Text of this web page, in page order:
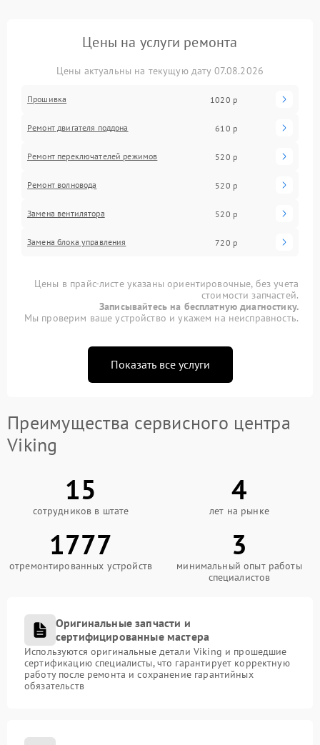
Цены на услуги ремонта
Цены актуальны на текущую дату 07.08.2026
Прошивка 1020 р
Ремонт двигателя поддона 610 р
Ремонт переключателей режимов 520 р
Ремонт волновода 520 р
Замена вентилятора 520 р
Замена блока управления 720 р
Цены в прайс-листе указаны ориентировочные, без учета
стоимости запчастей.
Записывайтесь на бесплатную диагностику.
Мы проверим ваше устройство и укажем на неисправность.
Показать все услуги
Преимущества сервисного центра
Viking
15
сотрудников в штате
4
лет на рынке
1777
отремонтированных устройств
3
минимальный опыт работы
специалистов
Оригинальные запчасти и
сертифицированные мастера
Используются оригинальные детали Viking и прошедшие
сертификацию специалисты, что гарантирует корректную
работу после ремонта и сохранение гарантийных
обязательств